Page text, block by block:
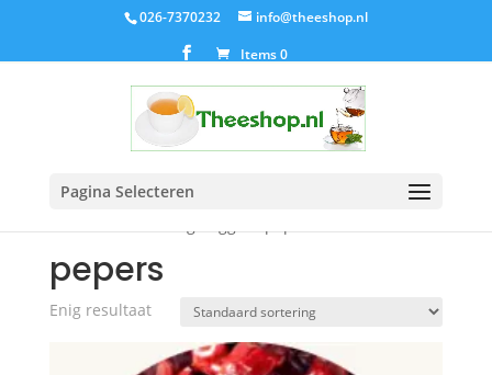
026-7370232
info@theeshop.nl
Items 0
Pagina Selecteren
pepers
Enig resultaat